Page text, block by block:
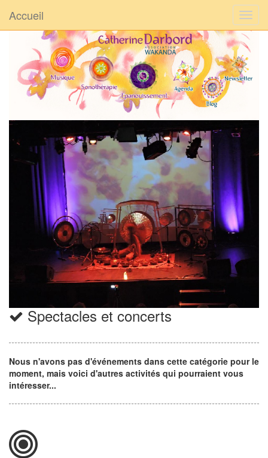
Accueil
Spectacles et concerts
Nous n'avons pas d'événements dans cette catégorie pour le
moment, mais voici d'autres activités qui pourraient vous
intéresser...